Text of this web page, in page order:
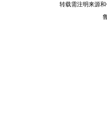
转载需注明来源